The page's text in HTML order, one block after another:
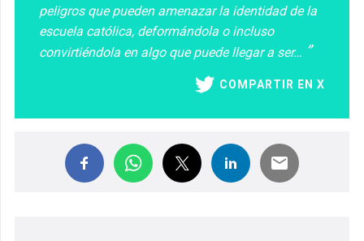
peligros que pueden amenazar la identidad de la
escuela católica, deformándola o incluso
convirtiéndola en algo que puede llegar a ser…
COMPARTIR EN X